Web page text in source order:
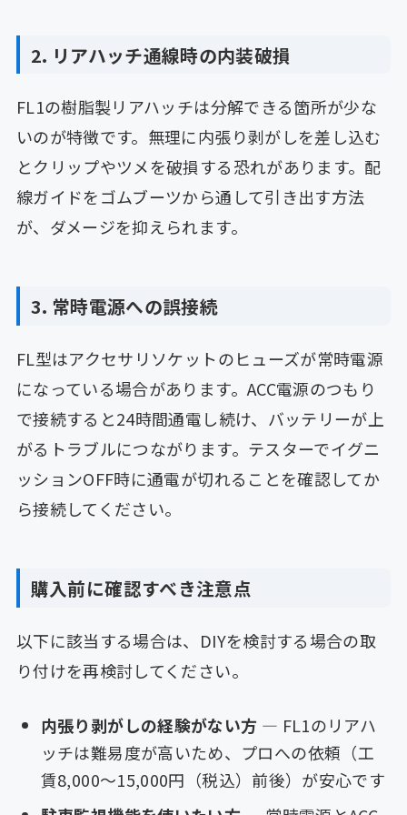
2. リアハッチ通線時の内装破損
FL1の樹脂製リアハッチは分解できる箇所が少な
いのが特徴です。無理に内張り剥がしを差し込む
とクリップやツメを破損する恐れがあります。配
線ガイドをゴムブーツから通して引き出す方法
が、ダメージを抑えられます。
3. 常時電源への誤接続
FL型はアクセサリソケットのヒューズが常時電源
になっている場合があります。ACC電源のつもり
で接続すると24時間通電し続け、バッテリーが上
がるトラブルにつながります。テスターでイグニ
ッションOFF時に通電が切れることを確認してか
ら接続してください。
購入前に確認すべき注意点
以下に該当する場合は、DIYを検討する場合の取
り付けを再検討してください。
内張り剥がしの経験がない方 — FL1のリアハ
ッチは難易度が高いため、プロへの依頼（工
賃8,000〜15,000円（税込）前後）が安心です